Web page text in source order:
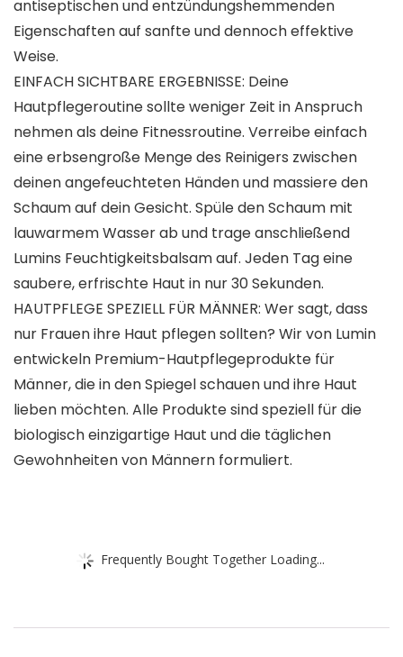
antiseptischen und entzündungshemmenden
Eigenschaften auf sanfte und dennoch effektive
Weise.
EINFACH SICHTBARE ERGEBNISSE: Deine
Hautpflegeroutine sollte weniger Zeit in Anspruch
nehmen als deine Fitnessroutine. Verreibe einfach
eine erbsengroße Menge des Reinigers zwischen
deinen angefeuchteten Händen und massiere den
Schaum auf dein Gesicht. Spüle den Schaum mit
lauwarmem Wasser ab und trage anschließend
Lumins Feuchtigkeitsbalsam auf. Jeden Tag eine
saubere, erfrischte Haut in nur 30 Sekunden.
HAUTPFLEGE SPEZIELL FÜR MÄNNER: Wer sagt, dass
nur Frauen ihre Haut pflegen sollten? Wir von Lumin
entwickeln Premium-Hautpflegeprodukte für
Männer, die in den Spiegel schauen und ihre Haut
lieben möchten. Alle Produkte sind speziell für die
biologisch einzigartige Haut und die täglichen
Gewohnheiten von Männern formuliert.
Frequently Bought Together Loading...